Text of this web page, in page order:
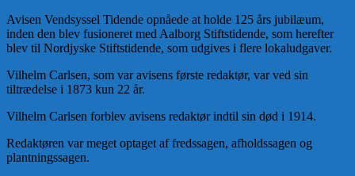
Avisen Vendsyssel Tidende opnåede at holde 125 års jubilæum,
inden den blev fusioneret med Aalborg Stiftstidende, som herefter
blev til Nordjyske Stiftstidende, som udgives i flere lokaludgaver.
Vilhelm Carlsen, som var avisens første redaktør, var ved sin
tiltrædelse i 1873 kun 22 år.
Vilhelm Carlsen forblev avisens redaktør indtil sin død i 1914.
Redaktøren var meget optaget af fredssagen, afholdssagen og
plantningssagen.